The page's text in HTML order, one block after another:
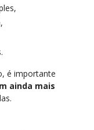
é importante
ainda mais